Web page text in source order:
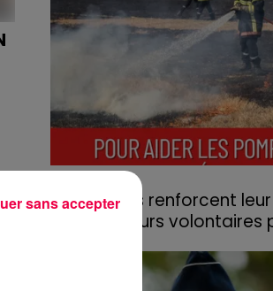
Les Vosges renforcent
d'agriculteurs volontaires
départs de feu, la Chambre
des Vosges a lancé un appel aux
sans accepter